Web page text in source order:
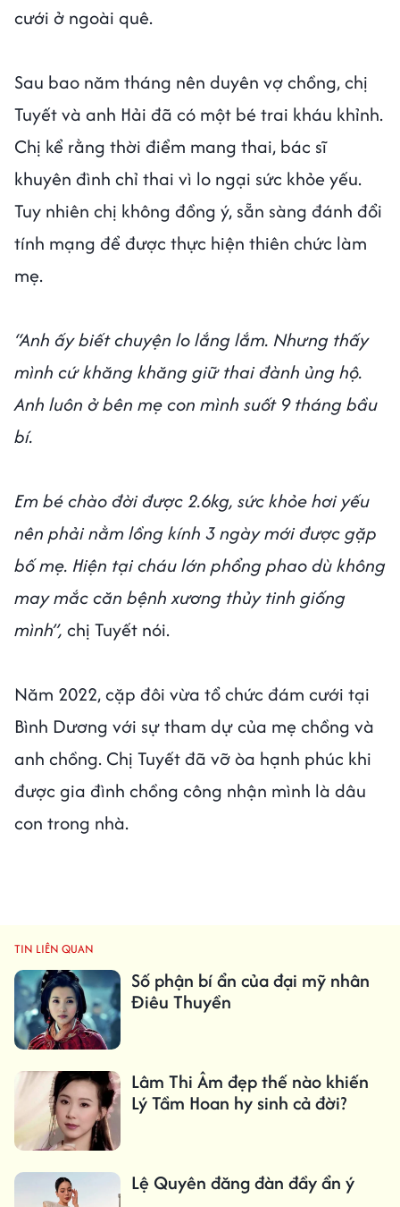
cưới ở ngoài quê.
Sau bao năm tháng nên duyên vợ chồng, chị
Tuyết và anh Hải đã có một bé trai kháu khỉnh.
Chị kể rằng thời điểm mang thai, bác sĩ
khuyên đình chỉ thai vì lo ngại sức khỏe yếu.
Tuy nhiên chị không đồng ý, sẵn sàng đánh đổi
tính mạng để được thực hiện thiên chức làm
mẹ.
“Anh ấy biết chuyện lo lắng lắm. Nhưng thấy
mình cứ khăng khăng giữ thai đành ủng hộ.
Anh luôn ở bên mẹ con mình suốt 9 tháng bầu
bí.
Em bé chào đời được 2.6kg, sức khỏe hơi yếu
nên phải nằm lồng kính 3 ngày mới được gặp
bố mẹ. Hiện tại cháu lớn phổng phao dù không
may mắc căn bệnh xương thủy tinh giống
mình”, chị Tuyết nói.
Năm 2022, cặp đôi vừa tổ chức đám cưới tại
Bình Dương với sự tham dự của mẹ chồng và
anh chồng. Chị Tuyết đã vỡ òa hạnh phúc khi
được gia đình chồng công nhận mình là dâu
con trong nhà.
TIN LIÊN QUAN
Số phận bí ẩn của đại mỹ nhân
Điêu Thuyền
Lâm Thi Âm đẹp thế nào khiến
Lý Tầm Hoan hy sinh cả đời?
Lệ Quyên đăng đàn đầy ẩn ý